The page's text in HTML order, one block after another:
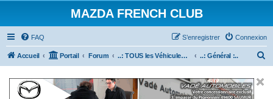
MAZDA FRENCH CLUB
FAQ Connexion
S’enregistrer
Accueil Portail Forum ..: TOUS les Véhicules MAZDA :.. ..: Général :..